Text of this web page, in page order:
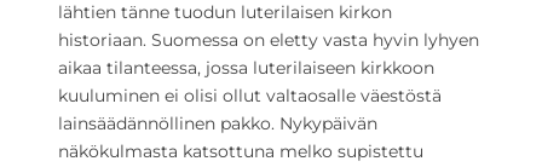
lähtien tänne tuodun luterilaisen kirkon
historiaan. Suomessa on eletty vasta hyvin lyhyen
aikaa tilanteessa, jossa luterilaiseen kirkkoon
kuuluminen ei olisi ollut valtaosalle väestöstä
lainsäädännöllinen pakko. Nykypäivän
näkökulmasta katsottuna melko supistettu